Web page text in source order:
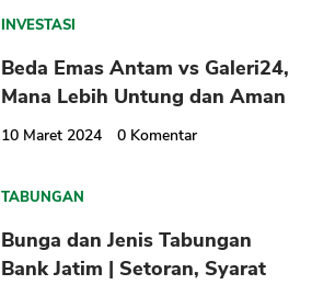
INVESTASI
Beda Emas Antam vs Galeri24,
Mana Lebih Untung dan Aman
10 Maret 2024 0 Komentar
TABUNGAN
Bunga dan Jenis Tabungan
Bank Jatim | Setoran, Syarat